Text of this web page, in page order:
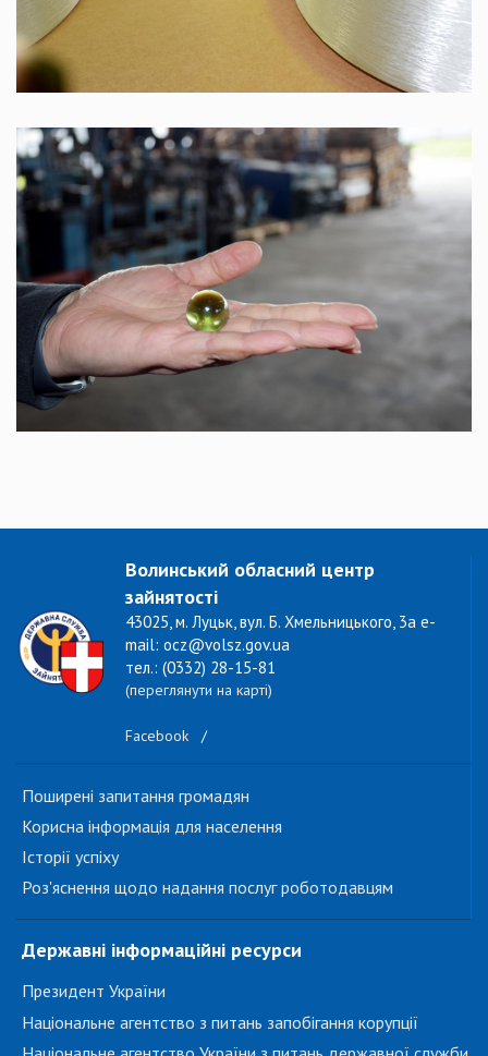
Волинський обласний центр
зайнятості
43025, м. Луцьк, вул. Б. Хмельницького, 3а e-
mail: ocz@volsz.gov.ua
тел.: (0332) 28-15-81
(переглянути на карті)
Facebook /
Поширені запитання громадян
Корисна інформація для населення
Історії успіху
Роз'яснення щодо надання послуг роботодавцям
Державні інформаційні ресурси
Президент України
Національне агентство з питань запобігання корупції